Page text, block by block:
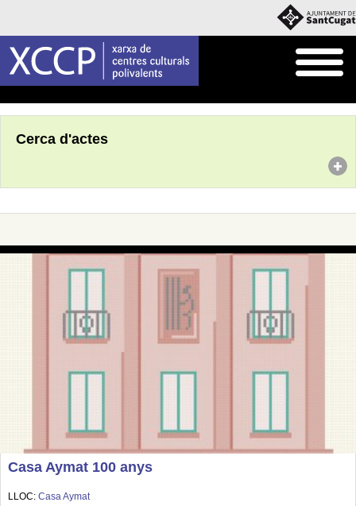
Cerca d'actes
Casa Aymat 100 anys
LLOC: Casa Aymat